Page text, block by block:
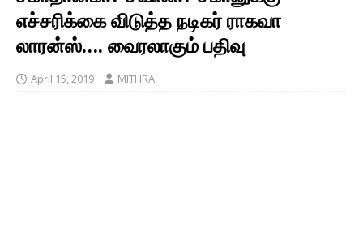
எச்சரிக்கை விடுத்த நடிகர் ராகவா
லாரன்ஸ்…. வைரலாகும் பதிவு
April 15, 2019 MITHRA